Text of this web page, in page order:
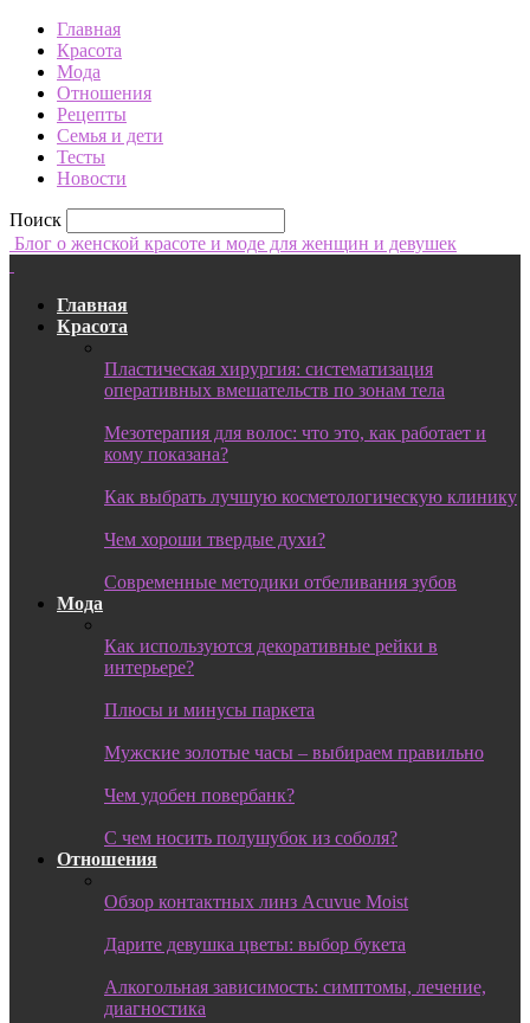
Главная
Красота
Мода
Отношения
Рецепты
Семья и дети
Тесты
Новости
Поиск
Блог о женской красоте и моде для женщин и девушек
Главная
Красота
Пластическая хирургия: систематизация
оперативных вмешательств по зонам тела
Мезотерапия для волос: что это, как работает и
кому показана?
Как выбрать лучшую косметологическую клинику
Чем хороши твердые духи?
Современные методики отбеливания зубов
Мода
Как используются декоративные рейки в
интерьере?
Плюсы и минусы паркета
Мужские золотые часы – выбираем правильно
Чем удобен повербанк?
С чем носить полушубок из соболя?
Отношения
Обзор контактных линз Acuvue Moist
Дарите девушка цветы: выбор букета
Алкогольная зависимость: симптомы, лечение,
диагностика